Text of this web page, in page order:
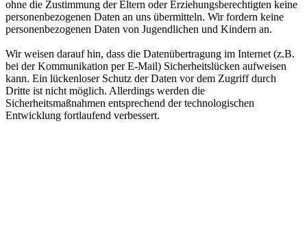
ohne die Zustimmung der Eltern oder Erziehungsberechtigten keine
personenbezogenen Daten an uns übermitteln. Wir fordern keine
personenbezogenen Daten von Jugendlichen und Kindern an.
Wir weisen darauf hin, dass die Datenübertragung im Internet (z.B.
bei der Kommunikation per E-Mail) Sicherheitslücken aufweisen
kann. Ein lückenloser Schutz der Daten vor dem Zugriff durch
Dritte ist nicht möglich. Allerdings werden die
Sicherheitsmaßnahmen entsprechend der technologischen
Entwicklung fortlaufend verbessert.